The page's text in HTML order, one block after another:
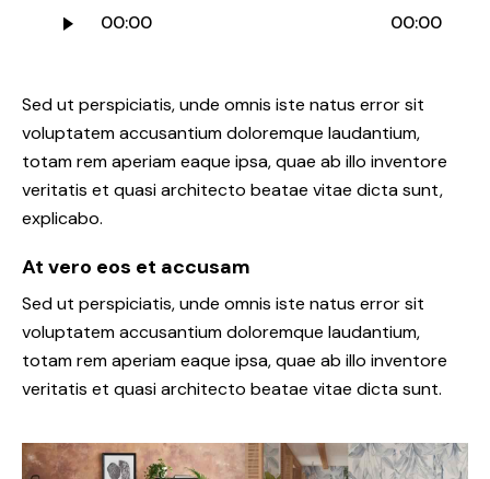
Audio
00:00 00:00
Sed ut perspiciatis, unde omnis iste natus error sit
voluptatem accusantium doloremque laudantium,
totam rem aperiam eaque ipsa, quae ab illo inventore
veritatis et quasi architecto beatae vitae dicta sunt,
explicabo.
At vero eos et accusam
Sed ut perspiciatis, unde omnis iste natus error sit
voluptatem accusantium doloremque laudantium,
totam rem aperiam eaque ipsa, quae ab illo inventore
veritatis et quasi architecto beatae vitae dicta sunt.